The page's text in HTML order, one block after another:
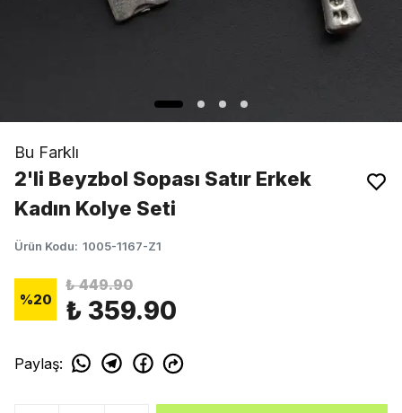
Bu Farklı
2'li Beyzbol Sopası Satır Erkek
Kadın Kolye Seti
Ürün Kodu: 1005-1167-Z1
%20
₺ 449.90
₺ 359.90
Paylaş: